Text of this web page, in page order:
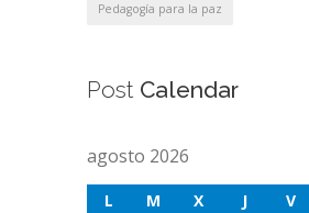
Pedagogía para la paz
Post Calendar
agosto 2026
L M X J V